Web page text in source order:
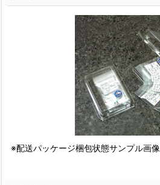
※配送パッケージ梱包状態サンプル画像